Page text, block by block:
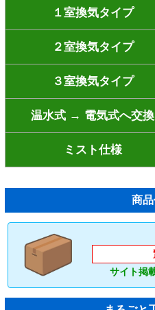
１室換気タイプ
２室換気タイプ
３室換気タイプ
温水式 → 電気式へ交換
ミスト仕様
商
サイト掲